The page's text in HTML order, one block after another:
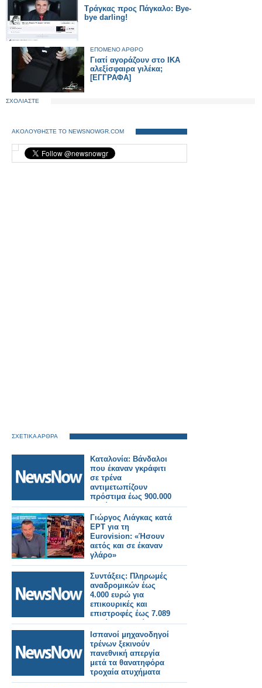
Τράγκας προς Πάγκαλο: Bye-
bye darling!
ΕΠΟΜΕΝΟ ΑΡΘΡΟ
Γιατί αγοράζουν στο ΙΚΑ
αλεξίσφαιρα γιλέκα;
[ΕΓΓΡΑΦΑ]
ΣΧΟΛΙΑΣΤΕ
ΑΚΟΛΟΥΘΗΣΤΕ ΤΟ NEWSNOWGR.COM
ΣΧΕΤΙΚΑ ΑΡΘΡΑ
Καταλονία: Βάνδαλοι
που έκαναν γκράφιτι
σε τρένα
αντιμετωπίζουν
πρόστιμα έως 900.000
ευρώ!
Γιώργος Λιάγκας κατά
ΕΡΤ για τη
Eurovision: «Ήσουν
αετός και σε έκαναν
γλάρο»
Συντάξεις: Πληρωμές
αναδρομικών έως
4.000 ευρώ για
επικουρικές και
επιστροφές έως 7.089
ευρώ για χηρείας - Οι
δικαιούχοι ανά
κατηγορία.
Ισπανοί μηχανοδηγοί
τρένων ξεκινούν
πανεθνική απεργία
μετά τα θανατηφόρα
τροχαία ατυχήματα